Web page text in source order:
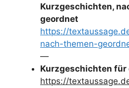
Kurzgeschichten,
geordnet
https://
nach-themen-
—
Kurzgeschichten für
https://